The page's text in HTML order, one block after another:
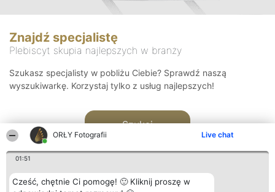
ORŁY Fotografii Live chat
01:51
Cześć, chętnie Ci pomogę! 🙂 Kliknij proszę w
Znajdź specjalistę
Plebiscyt skupia najlepszych w branży
Szukasz specjalisty w pobliżu Ciebie? Sprawdź naszą
wyszukiwarkę. Korzystaj tylko z usług najlepszych!
Szukaj